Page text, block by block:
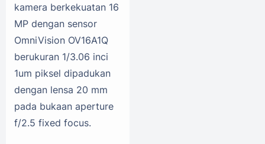
kamera berkekuatan 16
MP dengan sensor
OmniVision OV16A1Q
berukuran 1/3.06 inci
1um piksel dipadukan
dengan lensa 20 mm
pada bukaan aperture
f/2.5 fixed focus.